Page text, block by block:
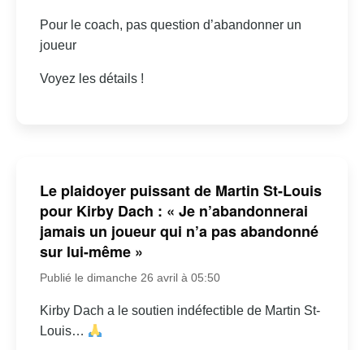
Pour le coach, pas question d’abandonner un
joueur
Voyez les détails !
Le plaidoyer puissant de Martin St-Louis
pour Kirby Dach : « Je n’abandonnerai
jamais un joueur qui n’a pas abandonné
sur lui-même »
Publié le dimanche 26 avril à 05:50
Kirby Dach a le soutien indéfectible de Martin St-
Louis…